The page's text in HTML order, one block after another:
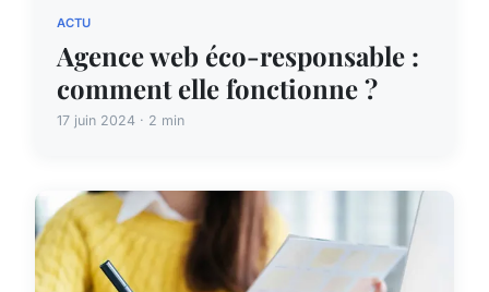
ACTU
Agence web éco-responsable :
comment elle fonctionne ?
17 juin 2024 · 2 min